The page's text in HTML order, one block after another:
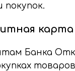
Банка